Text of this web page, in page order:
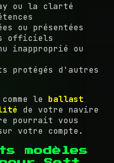
ou la clarté
ou présentées
officiels
inapproprié ou
protégés d'autres
le ballast
de votre navire
pourrait vous
votre compte.
modèles